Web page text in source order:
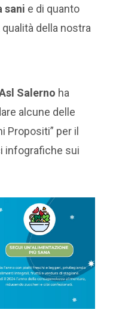
sani e di quanto
della nostra
Salerno ha
alcune delle
Propositi” per il
infografiche sui